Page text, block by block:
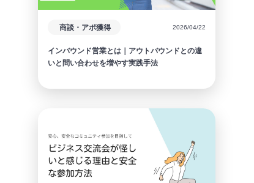
商談・アポ獲得 2026/04/22
インバウンド営業とは｜アウトバウンドとの違
いと問い合わせを増やす実践手法